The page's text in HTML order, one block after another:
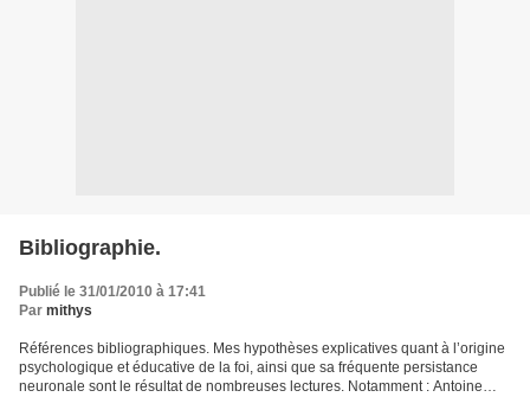
Bibliographie.
Publié le 31/01/2010 à 17:41
Par mithys
Références bibliographiques. Mes hypothèses explicatives quant à l’origine
psychologique et éducative de la foi, ainsi que sa fréquente persistance
neuronale sont le résultat de nombreuses lectures. Notamment : Antoine